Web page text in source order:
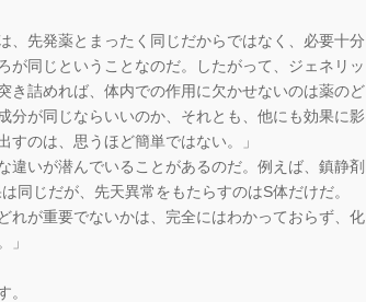
、先発薬とまったく同じだからではなく、必要十分
が同じということなのだ。したがって、ジェネリッ
き詰めれば、体内での作用に欠かせないのは薬のど
分が同じならいいのか、それとも、他にも効果に影
のは、思うほど簡単ではない。」
違いが潜んでいることがあるのだ。例えば、鎮静剤
同じだが、先天異常をもたらすのはS体だけだ。
れが重要でないかは、完全にはわかっておらず、化
」
。